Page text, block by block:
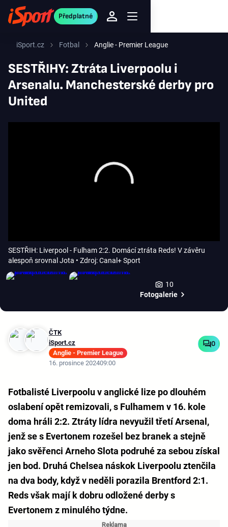
Předplatné
iSport.cz Fotbal Anglie - Premier League
SESTŘIHY: Ztráta Liverpoolu i
Arsenalu. Manchesterské derby pro
United
SESTŘIH: Liverpool - Fulham 2:2. Domácí ztráta Reds! V závěru
alespoň srovnal Jota • Zdroj: Canal+ Sport
10
Fotogalerie
ČTK
iSport.cz
Anglie - Premier League
16. prosince 202409:00
0
Fotbalisté Liverpoolu v anglické lize po dlouhém
oslabení opět remizovali, s Fulhamem v 16. kole
doma hráli 2:2. Ztráty lídra nevyužil třetí Arsenal,
jenž se s Evertonem rozešel bez branek a stejně
jako svěřenci Arneho Slota podruhé za sebou získal
jen bod. Druhá Chelsea náskok Liverpoolu ztenčila
na dva body, když v neděli porazila Brentford 2:1.
Reds však mají k dobru odložené derby s
Evertonem z minulého týdne.